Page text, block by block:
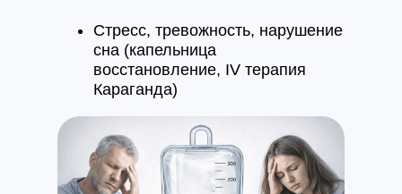
Стресс, тревожность, нарушение
сна (капельница
восстановление, IV терапия
Караганда)
Интоксикация, плохое
самочувствие (детокс
капельница, IV терапия